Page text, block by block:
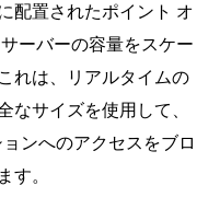
配置されたポイント オ
ーバーの容量をスケー
れは、リアルタイムの
サイズを使用して、
ンへのアクセスをブロ
。